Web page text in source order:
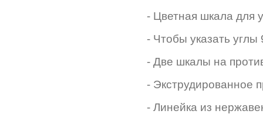
- Цветная шкала для
- Чтобы указать углы
- Две шкалы на
- Экструдированное
- Линейка из